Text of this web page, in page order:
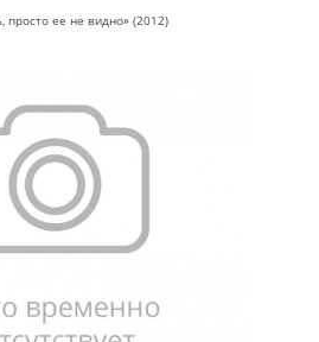
просто ее не видно» (2012)